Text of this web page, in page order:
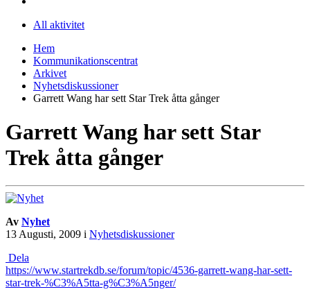
All aktivitet
Hem
Kommunikationscentrat
Arkivet
Nyhetsdiskussioner
Garrett Wang har sett Star Trek åtta gånger
Garrett Wang har sett Star
Trek åtta gånger
Av Nyhet
13 Augusti, 2009 i Nyhetsdiskussioner
Dela
https://www.startrekdb.se/forum/topic/4536-garrett-wang-har-sett-
star-trek-%C3%A5tta-g%C3%A5nger/